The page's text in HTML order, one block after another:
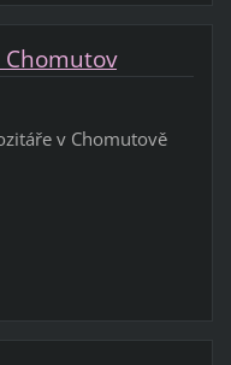
v Chomutově